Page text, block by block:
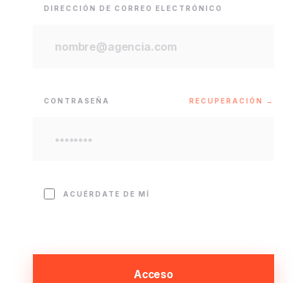
DIRECCIÓN DE CORREO ELECTRÓNICO
CONTRASEÑA RECUPERACIÓN →
ACUÉRDATE DE MÍ
Acceso